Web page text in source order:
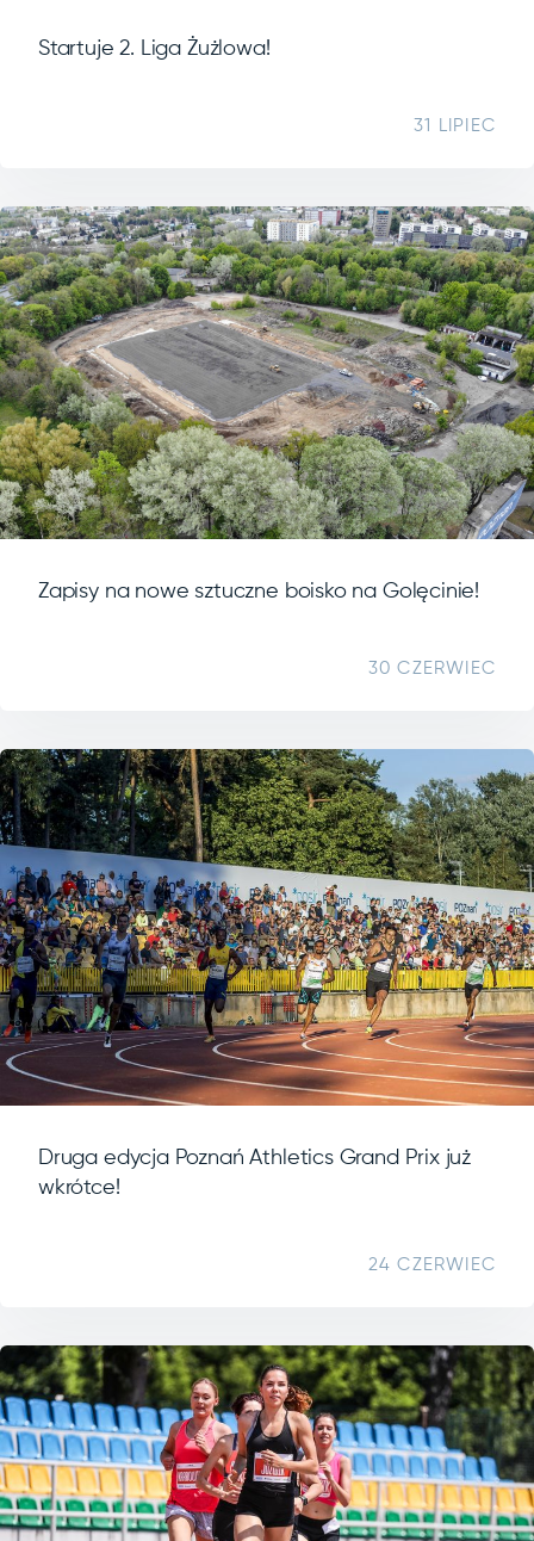
Startuje 2. Liga Żużlowa!
31 LIPIEC
Zapisy na nowe sztuczne boisko na Golęcinie!
30 CZERWIEC
Druga edycja Poznań Athletics Grand Prix już
wkrótce!
24 CZERWIEC